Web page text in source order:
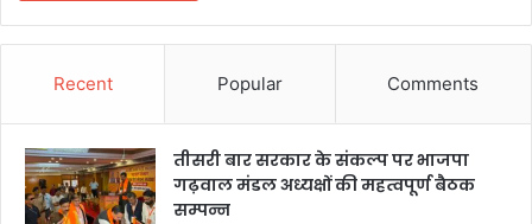
Recent Popular Comments
तीसरी बार सरकार के संकल्प पर भाजपा
गढ़वाल मंडल अध्यक्षों की महत्वपूर्ण बैठक
सम्पन्न